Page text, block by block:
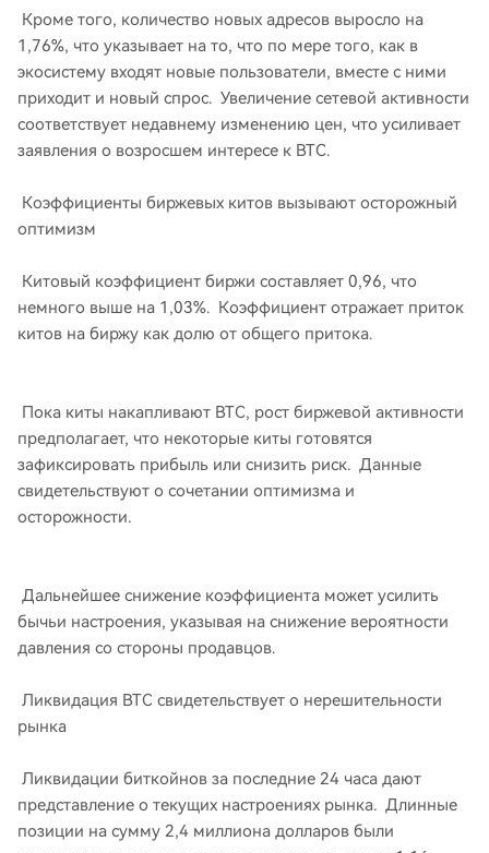
Кроме того, количество новых адресов выросло на
1,76%, что указывает на то, что по мере того, как в
экосистему входят новые пользователи, вместе с ними
приходит и новый спрос. Увеличение сетевой активности
соответствует недавнему изменению цен, что усиливает
заявления о возросшем интересе к BTC.
Коэффициенты биржевых китов вызывают осторожный
оптимизм
Китовый коэффициент биржи составляет 0,96, что
немного выше на 1,03%. Коэффициент отражает приток
китов на биржу как долю от общего притока.
Пока киты накапливают BTC, рост биржевой активности
предполагает, что некоторые киты готовятся
зафиксировать прибыль или снизить риск. Данные
свидетельствуют о сочетании оптимизма и
осторожности.
Дальнейшее снижение коэффициента может усилить
бычьи настроения, указывая на снижение вероятности
давления со стороны продавцов.
Ликвидация BTC свидетельствует о нерешительности
рынка
Ликвидации биткойнов за последние 24 часа дают
представление о текущих настроениях рынка. Длинные
позиции на сумму 2,4 миллиона долларов были